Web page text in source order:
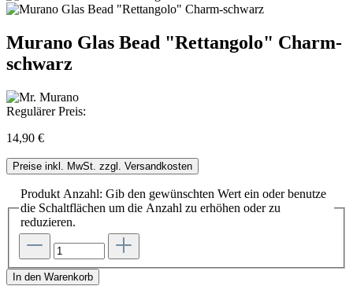
Murano Glas Bead "Rettangolo" Charm-
schwarz
Regulärer Preis:
14,90 €
Preise inkl. MwSt. zzgl. Versandkosten
Produkt Anzahl: Gib den gewünschten Wert ein oder benutze
die Schaltflächen um die Anzahl zu erhöhen oder zu
reduzieren.
In den Warenkorb